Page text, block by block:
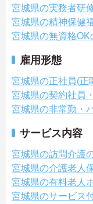
宮城県の実務者研
宮城県の精神保健
宮城県の無資格OK
雇用形態
宮城県の正社員(正
宮城県の契約社員
宮城県の非常勤・
サービス内容
宮城県の訪問介護
宮城県の介護老人
宮城県の有料老人
宮城県のサービス